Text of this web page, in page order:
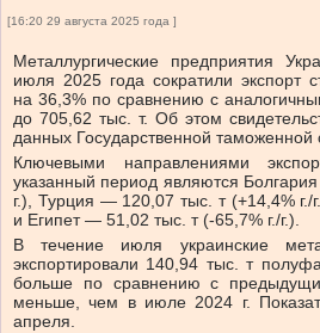
[16:20 29 августа 2025 года ]
Металлургические предприятия
июля 2025 года сократили экспорт
на 36,3% по сравнению с
до 705,62 тыс. т. Об этом
данных Государственной таможенной
Ключевыми направлениями
указанный период являются
г.), Турция — 120,07 тыс. т (+14,4%
и Египет — 51,02 тыс. т (-65,7% г./г.).
В течение июля украинские
экспортировали 140,94 тыс. т
больше по сравнению с
меньше, чем в июле 2024 г.
апреля.